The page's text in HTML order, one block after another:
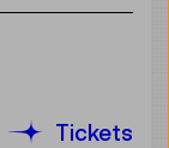
Tickets